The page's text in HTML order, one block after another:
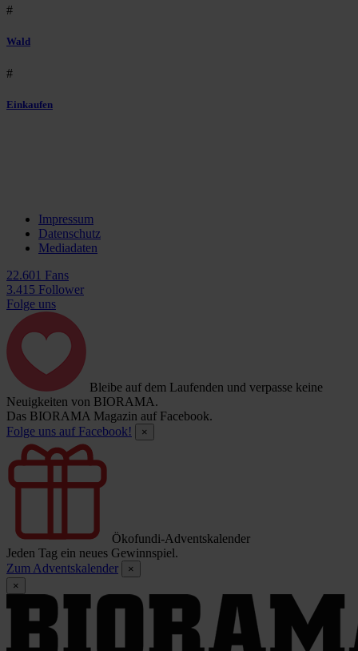
#
Wald
#
Einkaufen
Impressum
Datenschutz
Mediadaten
22.601 Fans
3.415 Follower
Folge uns
Bleibe auf dem Laufenden und verpasse keine
Neuigkeiten von BIORAMA.
Das BIORAMA Magazin auf Facebook.
Folge uns auf Facebook!
×
Ökofundi-Adventskalender
Jeden Tag ein neues Gewinnspiel.
Zum Adventskalender
×
×